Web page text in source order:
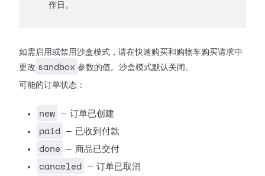
作日。
如需启用或禁用沙盒模式，请在快速购买和购物车购买请求中
更改 sandbox 参数的值。沙盒模式默认关闭。
可能的订单状态：
new — 订单已创建
paid — 已收到付款
done — 商品已交付
canceled — 订单已取消